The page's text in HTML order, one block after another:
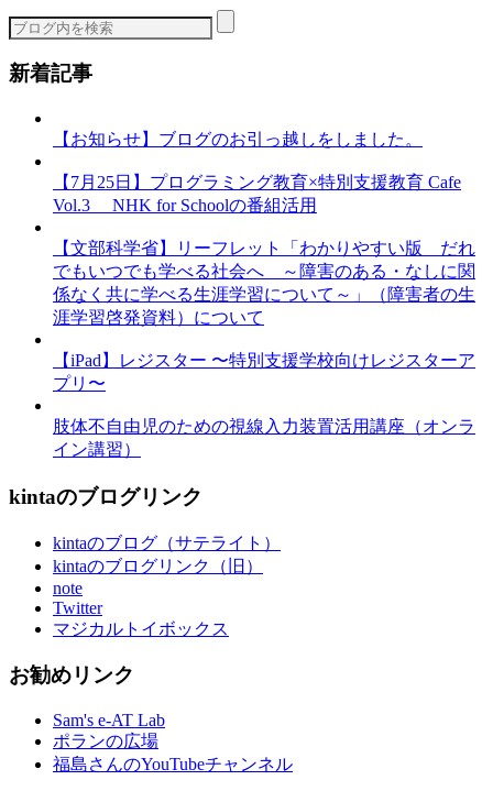
ー
新着記事
【お知らせ】ブログのお引っ越しをしました。
【7月25日】プログラミング教育×特別支援教育 Cafe
Vol.3 NHK for Schoolの番組活用
【文部科学省】リーフレット「わかりやすい版 だれ
でもいつでも学べる社会へ ～障害のある・なしに関
係なく共に学べる生涯学習について～」（障害者の生
涯学習啓発資料）について
【iPad】レジスター 〜特別支援学校向けレジスターア
プリ〜
肢体不自由児のための視線入力装置活用講座（オンラ
イン講習）
kintaのブログリンク
kintaのブログ（サテライト）
kintaのブログリンク（旧）
note
Twitter
マジカルトイボックス
お勧めリンク
Sam's e-AT Lab
ポランの広場
福島さんのYouTubeチャンネル